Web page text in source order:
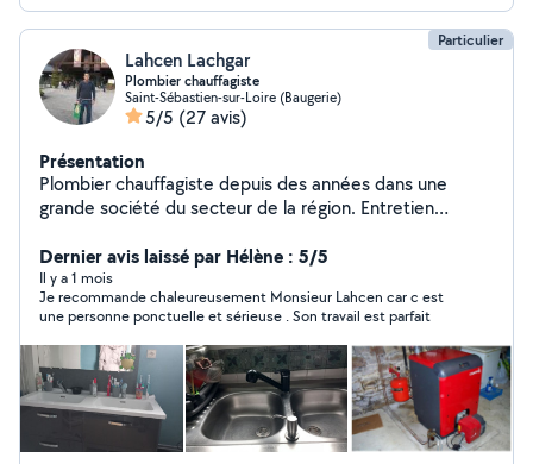
Particulier
Lahcen Lachgar
Plombier chauffagiste
Saint-Sébastien-sur-Loire (Baugerie)
5/5 (27 avis)
Présentation
Plombier chauffagiste depuis des années dans une
grande société du secteur de la région. Entretien
remplacement des pièces, comme vase d'expansion,
circulateur,groupe de sécurité...Travaux de plomberie :
instalation dauche à l'italienne, meuble double
vasques...débouchage, remplacement
ballon...installation dépannage et rénovation. Petit
travaux maçonnerie. Je vous dépanne même le week-
end. Des tarifs abordable et j'arrange mes clients.
Personne Qualifier et sérieux. Au plaisir de travailler avec
vous. N'hésitez pas à me contacter.
Dernier avis laissé par Hélène : 5/5
Il y a 1 mois
Je recommande chaleureusement Monsieur Lahcen car c est
une personne ponctuelle et sérieuse . Son travail est parfait